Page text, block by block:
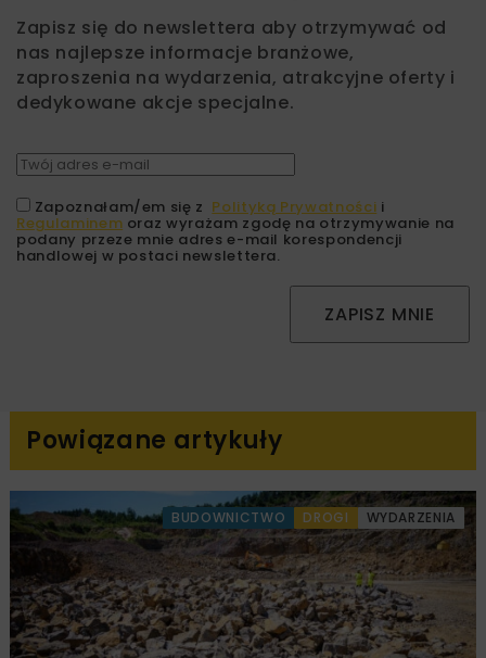
Zapisz się do newslettera aby otrzymywać od
nas najlepsze informacje branżowe,
zaproszenia na wydarzenia, atrakcyjne oferty i
dedykowane akcje specjalne.
Zapoznałam/em się z Polityką Prywatności i
Regulaminem oraz wyrażam zgodę na otrzymywanie na
podany przeze mnie adres e-mail korespondencji
handlowej w postaci newslettera.
ZAPISZ MNIE
Powiązane artykuły
BUDOWNICTWO DROGI WYDARZENIA